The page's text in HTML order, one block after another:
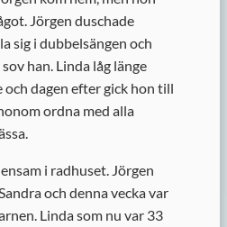
Jörgen duschade
sig i dubbelsängen och
han. Linda låg länge
och dagen efter gick hon till
ordna med alla
i radhuset. Jörgen
och denna vecka var
Linda som nu var 33